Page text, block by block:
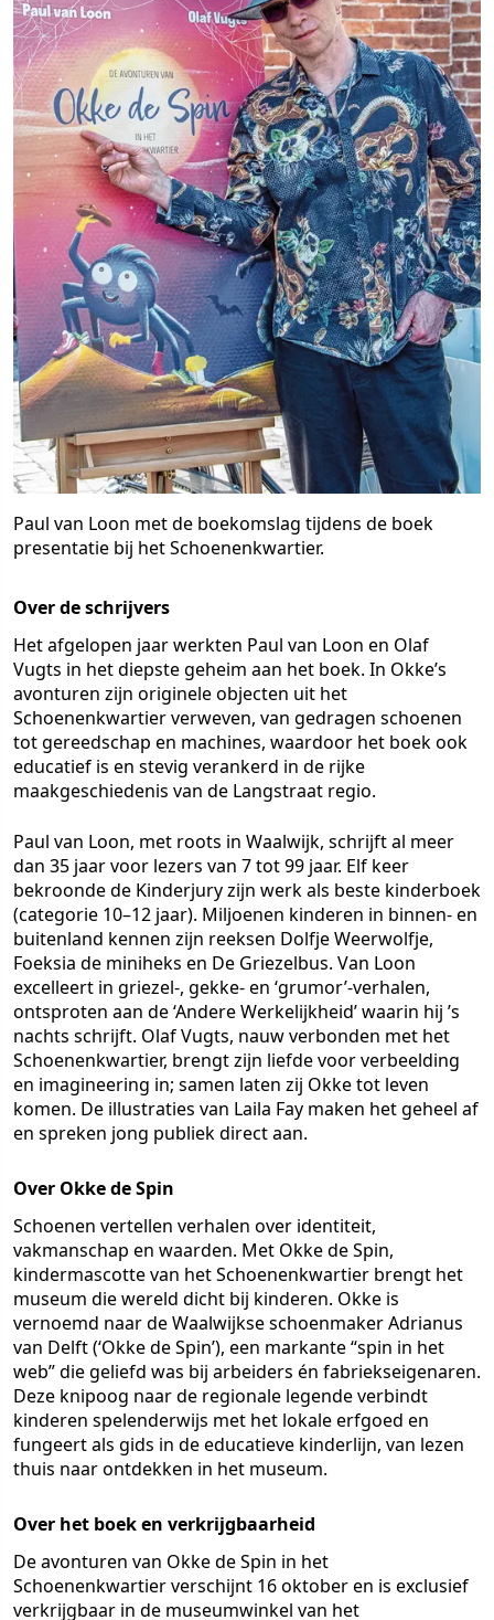
Paul van Loon met de boekomslag tijdens de boek
presentatie bij het Schoenenkwartier.
Over de schrijvers
Het afgelopen jaar werkten Paul van Loon en Olaf
Vugts in het diepste geheim aan het boek. In Okke’s
avonturen zijn originele objecten uit het
Schoenenkwartier verweven, van gedragen schoenen
tot gereedschap en machines, waardoor het boek ook
educatief is en stevig verankerd in de rijke
maakgeschiedenis van de Langstraat regio.
Paul van Loon, met roots in Waalwijk, schrijft al meer
dan 35 jaar voor lezers van 7 tot 99 jaar. Elf keer
bekroonde de Kinderjury zijn werk als beste kinderboek
(categorie 10–12 jaar). Miljoenen kinderen in binnen- en
buitenland kennen zijn reeksen Dolfje Weerwolfje,
Foeksia de miniheks en De Griezelbus. Van Loon
excelleert in griezel-, gekke- en ‘grumor’-verhalen,
ontsproten aan de ‘Andere Werkelijkheid’ waarin hij ’s
nachts schrijft. Olaf Vugts, nauw verbonden met het
Schoenenkwartier, brengt zijn liefde voor verbeelding
en imagineering in; samen laten zij Okke tot leven
komen. De illustraties van Laila Fay maken het geheel af
en spreken jong publiek direct aan.
Over Okke de Spin
Schoenen vertellen verhalen over identiteit,
vakmanschap en waarden. Met Okke de Spin,
kindermascotte van het Schoenenkwartier brengt het
museum die wereld dicht bij kinderen. Okke is
vernoemd naar de Waalwijkse schoenmaker Adrianus
van Delft (‘Okke de Spin’), een markante “spin in het
web” die geliefd was bij arbeiders én fabriekseigenaren.
Deze knipoog naar de regionale legende verbindt
kinderen spelenderwijs met het lokale erfgoed en
fungeert als gids in de educatieve kinderlijn, van lezen
thuis naar ontdekken in het museum.
Over het boek en verkrijgbaarheid
De avonturen van Okke de Spin in het
Schoenenkwartier verschijnt 16 oktober en is exclusief
verkrijgbaar in de museumwinkel van het